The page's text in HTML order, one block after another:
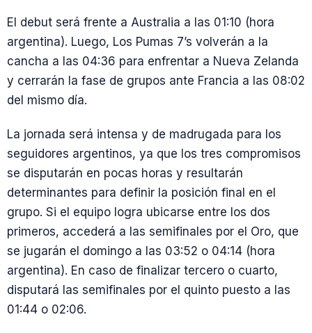
El debut será frente a Australia a las 01:10 (hora
argentina). Luego, Los Pumas 7’s volverán a la
cancha a las 04:36 para enfrentar a Nueva Zelanda
y cerrarán la fase de grupos ante Francia a las 08:02
del mismo día.
La jornada será intensa y de madrugada para los
seguidores argentinos, ya que los tres compromisos
se disputarán en pocas horas y resultarán
determinantes para definir la posición final en el
grupo. Si el equipo logra ubicarse entre los dos
primeros, accederá a las semifinales por el Oro, que
se jugarán el domingo a las 03:52 o 04:14 (hora
argentina). En caso de finalizar tercero o cuarto,
disputará las semifinales por el quinto puesto a las
01:44 o 02:06.